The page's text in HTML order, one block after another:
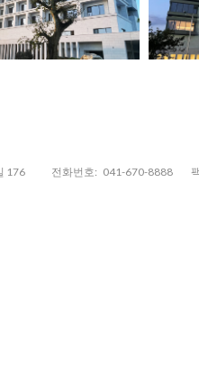
176 전화번호: 041-670-8888